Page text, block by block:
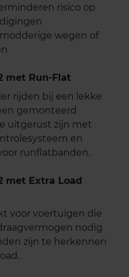
risico op
wegen of
met Run-Flat
rijden bij een lekke
gemonteerd
uitgerust zijn met
en
runflatbanden.
met Extra Load
voor voertuigen die
nodig
zijn te herkennen